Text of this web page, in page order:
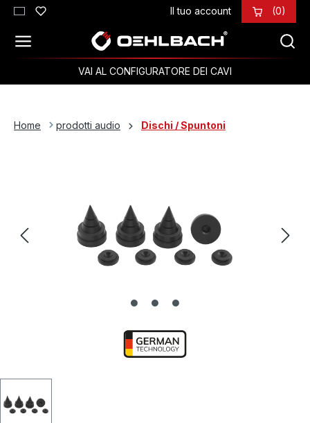
Passa al contenuto principale Il tuo account (0)
VAI AL CONFIGURATORE DEI CAVI
Home prodotti audio Dischi / Spuntoni